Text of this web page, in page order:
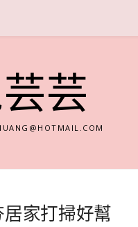
芸
家打掃好幫